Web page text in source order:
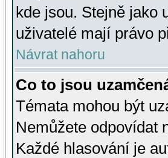
kde jsou. Stejně jako
uživatelé mají právo
Návrat nahoru
Co to jsou
Témata mohou být
Nemůžete odpovídat
Každé hlasování je